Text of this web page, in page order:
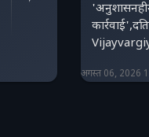
अगस्त 06, 2026